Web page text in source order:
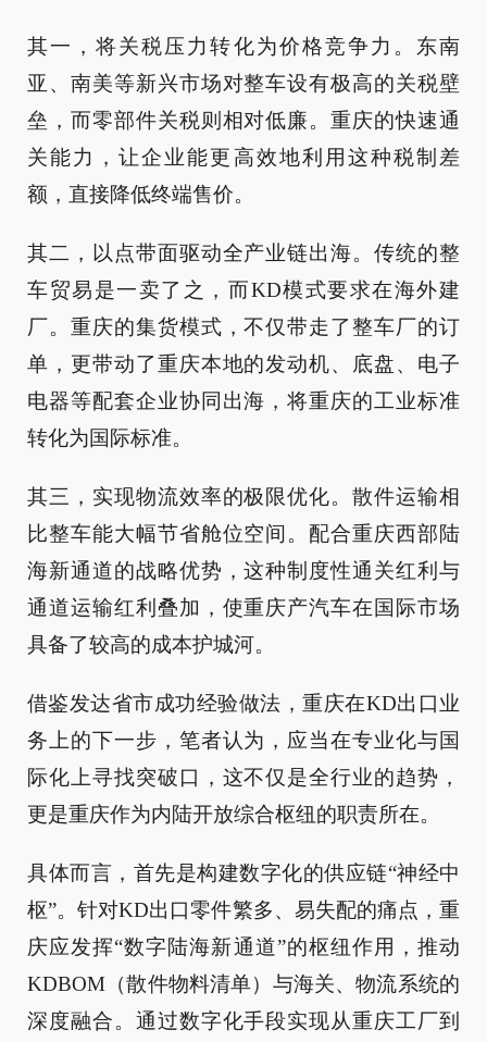
其一，将关税压力转化为价格竞争力。东南
亚、南美等新兴市场对整车设有极高的关税壁
垒，而零部件关税则相对低廉。重庆的快速通
关能力，让企业能更高效地利用这种税制差
额，直接降低终端售价。
其二，以点带面驱动全产业链出海。传统的整
车贸易是一卖了之，而KD模式要求在海外建
厂。重庆的集货模式，不仅带走了整车厂的订
单，更带动了重庆本地的发动机、底盘、电子
电器等配套企业协同出海，将重庆的工业标准
转化为国际标准。
其三，实现物流效率的极限优化。散件运输相
比整车能大幅节省舱位空间。配合重庆西部陆
海新通道的战略优势，这种制度性通关红利与
通道运输红利叠加，使重庆产汽车在国际市场
具备了较高的成本护城河。
借鉴发达省市成功经验做法，重庆在KD出口业
务上的下一步，笔者认为，应当在专业化与国
际化上寻找突破口，这不仅是全行业的趋势，
更是重庆作为内陆开放综合枢纽的职责所在。
具体而言，首先是构建数字化的供应链“神经中
枢”。针对KD出口零件繁多、易失配的痛点，重
庆应发挥“数字陆海新通道”的枢纽作用，推动
KDBOM（散件物料清单）与海关、物流系统的
深度融合。通过数字化手段实现从重庆工厂到